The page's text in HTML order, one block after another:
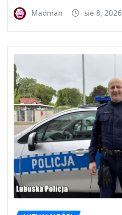
Madman sie 8, 2026